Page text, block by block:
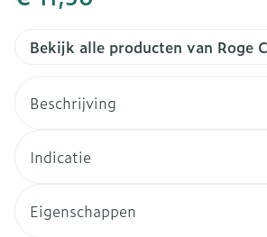
Bekijk alle producten van Roge
Beschrijving
Indicatie
Eigenschappen